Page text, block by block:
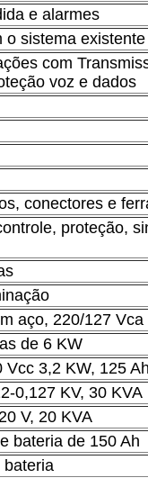
e alarmes
o sistema existente
com
voz e dados
conectores e
proteção,
aço, 220/127 Vca
de 6 KW
Vcc 3,2 KW, 125
0,127 KV, 30 KVA
V, 20 KVA
bateria de 150 Ah
bateria